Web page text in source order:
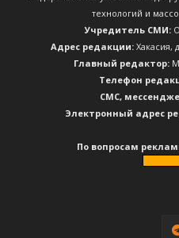
технологий и
Учредитель СМИ:
Адрес редакции:Хакасия,
Главный редактор:
Телефон
CМС,
Электронный адрес
По вопросам